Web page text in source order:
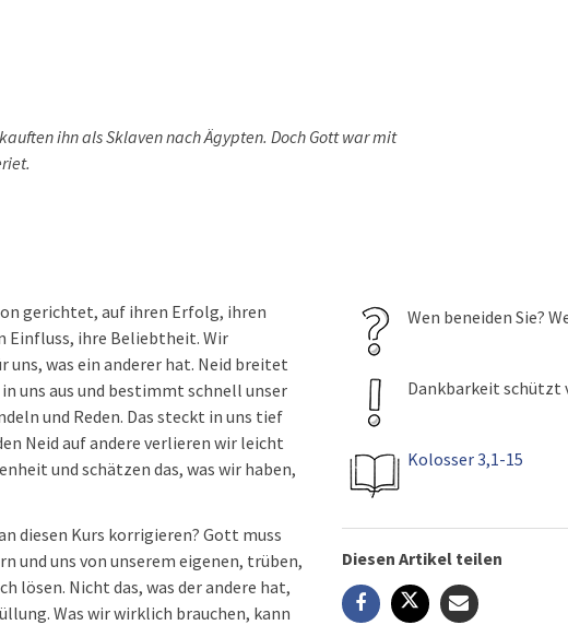
ihn als Sklaven nach Ägypten. Doch Gott war mit
gerichtet, auf ihren Erfolg, ihren
Einfluss, ihre Beliebtheit. Wir
uns, was ein anderer hat. Neid breitet
uns aus und bestimmt schnell unser
und Reden. Das steckt in uns tief
Neid auf andere verlieren wir leicht
und schätzen das, was wir haben,
diesen Kurs korrigieren? Gott muss
und uns von unserem eigenen, trüben,
lösen. Nicht das, was der andere hat,
Was wir wirklich brauchen, kann
Wen beneiden Sie?
Dankbarkeit schützt
Kolosser 3,1-15
Diesen Artikel teilen